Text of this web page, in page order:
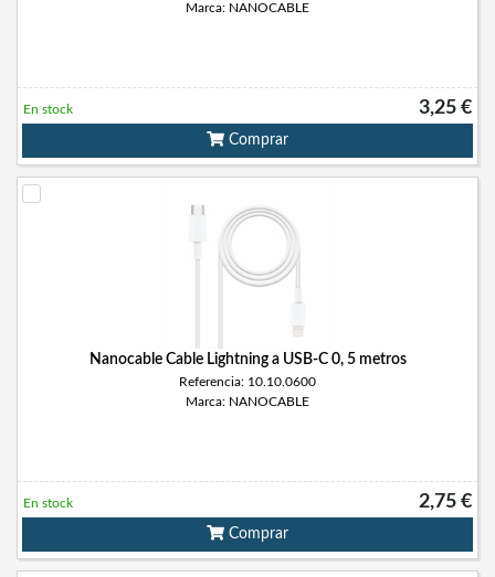
Marca: NANOCABLE
3,25 €
En stock
Comprar
Nanocable Cable Lightning a USB-C 0, 5 metros
Referencia: 10.10.0600
Marca: NANOCABLE
2,75 €
En stock
Comprar